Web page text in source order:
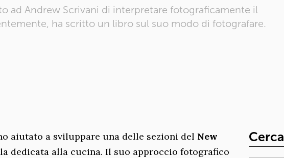
ad Andrew Scrivani di interpretare fotograficamente il
ha scritto un libro sul suo modo di fotografare.
aiutato a sviluppare una delle sezioni del New
dedicata alla cucina. Il suo approccio fotografico
Cerca